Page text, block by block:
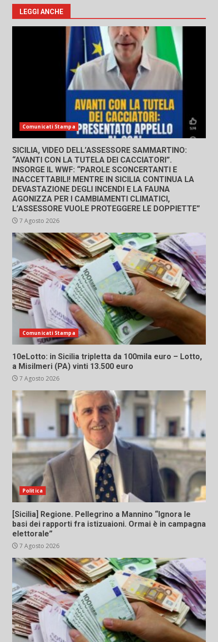
LEGGI ANCHE
Comunicati Stampa
SICILIA, VIDEO DELL’ASSESSORE SAMMARTINO:
“AVANTI CON LA TUTELA DEI CACCIATORI”.
INSORGE IL WWF: “PAROLE SCONCERTANTI E
INACCETTABILI! MENTRE IN SICILIA CONTINUA LA
DEVASTAZIONE DEGLI INCENDI E LA FAUNA
AGONIZZA PER I CAMBIAMENTI CLIMATICI,
L’ASSESSORE VUOLE PROTEGGERE LE DOPPIETTE”
7 Agosto 2026
Comunicati Stampa
10eLotto: in Sicilia tripletta da 100mila euro – Lotto,
a Misilmeri (PA) vinti 13.500 euro
7 Agosto 2026
Politica
[Sicilia] Regione. Pellegrino a Mannino “Ignora le
basi dei rapporti fra istizuaioni. Ormai è in campagna
elettorale”
7 Agosto 2026